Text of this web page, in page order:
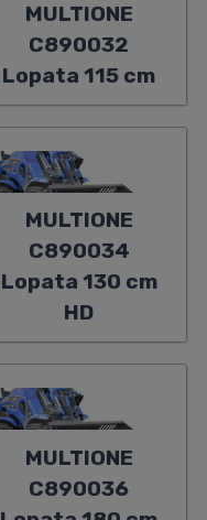
MULTIONE
C890032
Lopata 115 cm
MULTIONE
C890034
Lopata 130 cm
HD
MULTIONE
C890036